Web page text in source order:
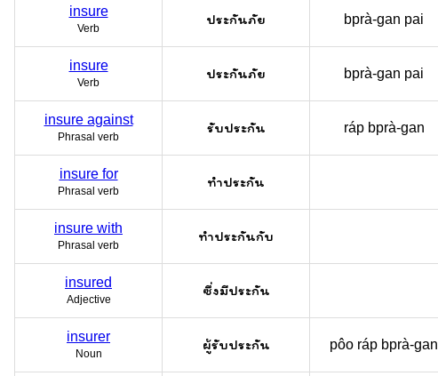
insure
Verb
ประกันภัย bprà-gan pai
insure
Verb
ประกันภัย bprà-gan pai
insure against
Phrasal verb
รับประกัน ráp bprà-gan
insure for
Phrasal verb
ทำประกัน
insure with
Phrasal verb
ทำประกันกับ
insured
Adjective
ซึ่งมีประกัน
insurer
Noun
ผู้รับประกัน pôo ráp bprà-gan